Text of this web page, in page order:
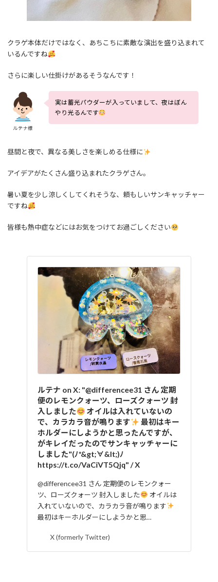
クラゲ本体だけではなく、あちこちに素敵な演出を盛り込まれて
いるんですね
さらに楽しい仕掛けがあるそうなんです！
ルテナ様
実は蓄光パウダーが入っていまして、夜はぼん
やり光るんです
昼間と夜で、異なる美しさを楽しめる仕様に
アイデアがたくさん盛り込まれたクラゲさん。
暑い夏を少し涼しくしてくれそうな、頼もしいサンキャッチャー
ですね
皆様も熱中症などにはお気をつけてお過ごしください
ルテナ on X: "@differencee31 さん 定期
便のレモンクォーツ、ローズクォーツ 封
入しました
オイルは入れていないの
で、カラカラ音が鳴ります
最初はキー
ホルダーにしようかと思ったんですが、
がキレイだったのでサンキャッチャーに
しました"(ﾉ*&gt;∀&lt;)ﾉ
https://t.co/VaCiVT5Qjq" / X
@differencee31 さん 定期便のレモンクォー
ツ、ローズクォーツ 封入しました
オイルは
入れていないので、カラカラ音が鳴ります
最初はキーホルダーにしようかと思…
X (formerly Twitter)